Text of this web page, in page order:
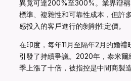
異竟可達200%至300%。業界辯
標準、複雜性和可靠性成本，但許
感投入的客戶進行的剝削性定價。
在印度，每年11月至隔年2月的婚
引發了持續爭議。2020年，泰米爾
季上漲了十倍，被指控是中間商製